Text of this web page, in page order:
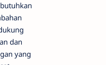
dan
yang